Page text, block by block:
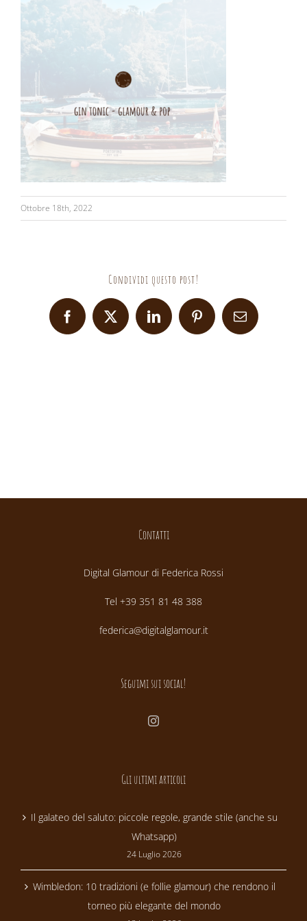
Ottobre 18th, 2022
Condividi questo post!
Facebook
X LinkedInPinterestEmail
Contatti
Digital Glamour di Federica Rossi
Tel +39 351 81 48 388
federica@digitalglamour.it
Seguimi sui social!
Gli ultimi articoli
Il galateo del saluto: piccole regole, grande stile (anche su
Whatsapp)
24 Luglio 2026
Wimbledon: 10 tradizioni (e follie glamour) che rendono il
torneo più elegante del mondo